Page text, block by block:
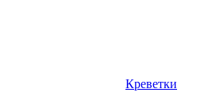
Креветки